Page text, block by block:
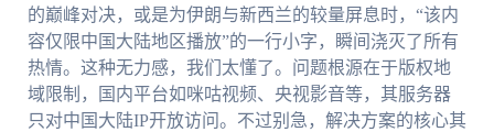
的巅峰对决，或是为伊朗与新西兰的较量屏息时，“该内
容仅限中国大陆地区播放”的一行小字，瞬间浇灭了所有
热情。这种无力感，我们太懂了。问题根源在于版权地
域限制，国内平台如咪咕视频、央视影音等，其服务器
只对中国大陆IP开放访问。不过别急，解决方案的核心其